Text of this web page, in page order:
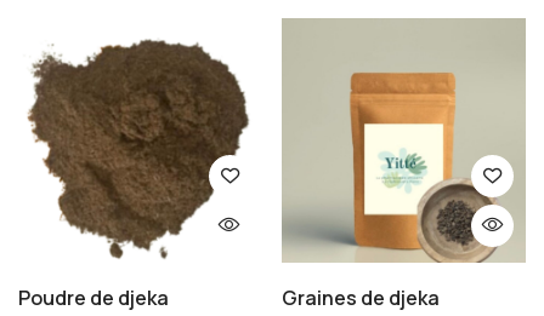
Poudre de djeka Graines de djeka